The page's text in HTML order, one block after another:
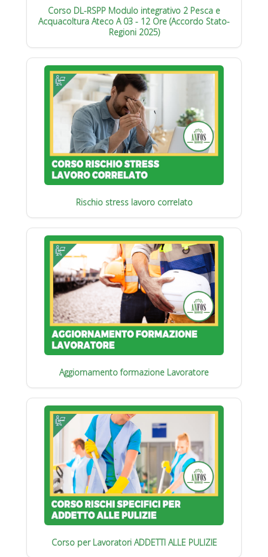
Corso DL-RSPP Modulo integrativo 2 Pesca e
Acquacoltura Ateco A 03 - 12 Ore (Accordo Stato-
Regioni 2025)
Rischio stress lavoro correlato
Aggiornamento formazione Lavoratore
Corso per Lavoratori ADDETTI ALLE PULIZIE